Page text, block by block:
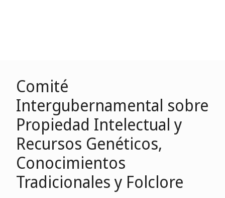
Comité
Intergubernamental sobre
Propiedad Intelectual y
Recursos Genéticos,
Conocimientos
Tradicionales y Folclore